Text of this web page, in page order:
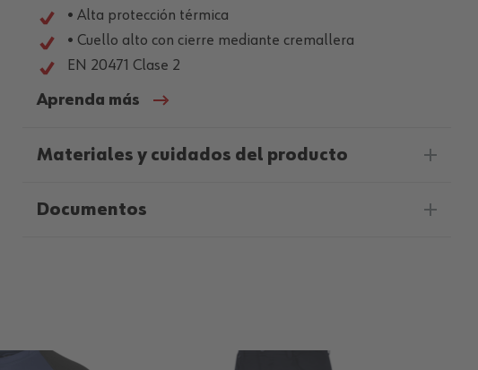
• Alta protección térmica
• Cuello alto con cierre mediante cremallera
EN 20471 Clase 2
Aprenda más
Materiales y cuidados del producto
Documentos